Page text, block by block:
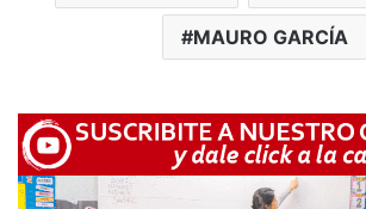
MAURO GARCÍA